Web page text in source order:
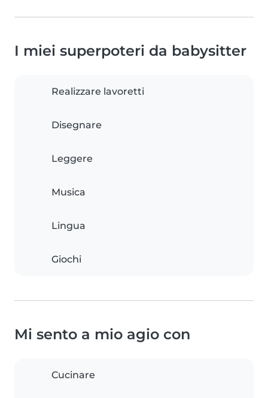
I miei superpoteri da babysitter
Realizzare lavoretti
Disegnare
Leggere
Musica
Lingua
Giochi
Mi sento a mio agio con
Cucinare